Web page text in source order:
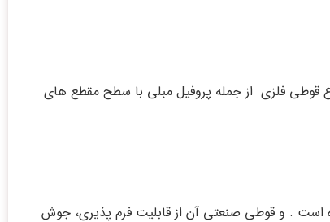
فعالیت می‌کند. و با ظرفیتی حدود ۱۰۵ هزار تن در سال ۱۳۸۳ شروع به کار کرد. انواع قوطی‌ فلزی از جمله پروفیل مبلی با سطح مقطع های
کشور است. که در 30 کیلومتری شمال غرب تبریز واقع گردیده است . و قوطی صنعتی آن از قابلیت فرم پذیری، جوش